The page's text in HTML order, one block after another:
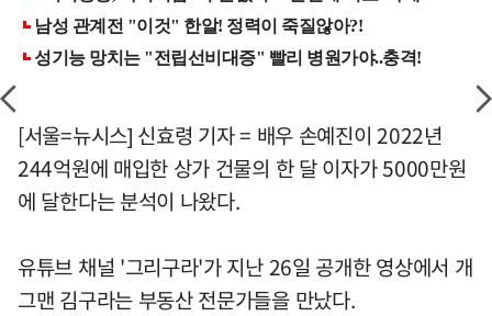
[서울=뉴시스] 신효령 기자 = 배우 손예진이 2022년
244억원에 매입한 상가 건물의 한 달 이자가 5000만원
에 달한다는 분석이 나왔다.
유튜브 채널 '그리구라'가 지난 26일 공개한 영상에서 개
그맨 김구라는 부동산 전문가들을 만났다.